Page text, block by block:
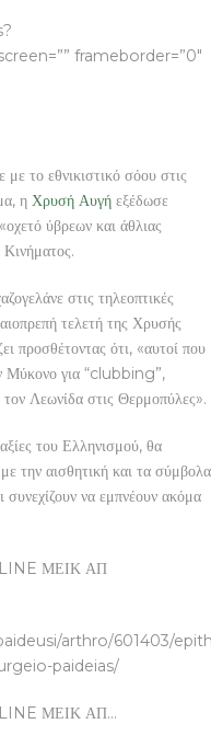
frameborder=”0″
το εθνικιστικό σόου στις
η Χρυσή Αυγή εξέδωσε
ύβρεων και άθλιας
στις τηλεοπτικές
τελετή της Χρυσής
προσθέτοντας ότι, «αυτοί που
Μύκονο για “clubbing”,
Λεωνίδα στις Θερμοπύλες».
του Ελληνισμού, θα
την αισθητική και τα σύμβολα
συνεχίζουν να εμπνέουν ακόμα
ΜΕΙΚ ΑΠ
arthro/601403/
paideias/
ΜΕΙΚ ΑΠ…